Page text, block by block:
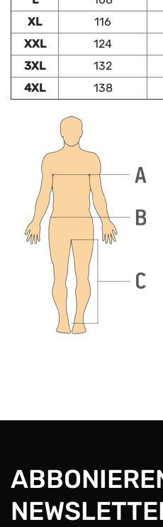
XL
116
XXL
124
3XL
132
4XL
138